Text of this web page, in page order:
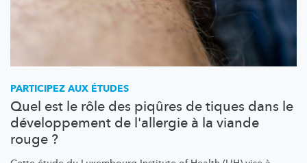
PARTICIPEZ AUX ÉTUDES
Quel est le rôle des piqûres de tiques dans le
développement de l'allergie à la viande
rouge ?